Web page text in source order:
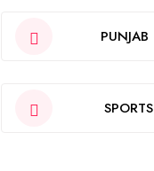
PUNJAB
SPORTS